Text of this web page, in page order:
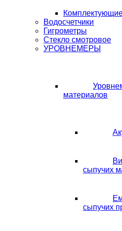
Водосчетчики
Гигрометры
Стекло смотровое
УРОВНЕМЕРЫ
материалов
сыпучих
сыпучих